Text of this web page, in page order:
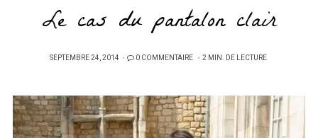
Le cas du pantalon clair
PUBLIÉ
SEPTEMBRE 24, 2014 0 COMMENTAIRE 2 MIN. DE LECTURE